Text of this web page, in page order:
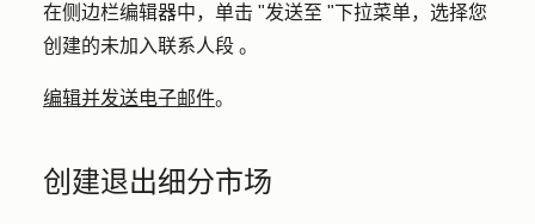
在侧边栏编辑器中，单击 "发送至 "下拉菜单，选择您
创建的未加入联系人段 。
编辑并发送电子邮件。
创建退出细分市场